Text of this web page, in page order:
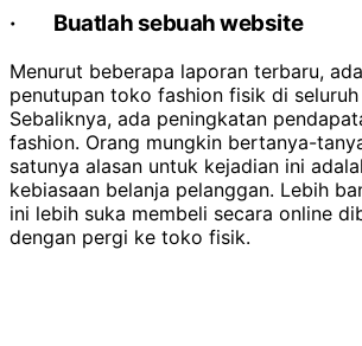
· Buatlah sebuah website
Menurut beberapa laporan terbaru,
penutupan toko fashion fisik di seluruh
Sebaliknya, ada peningkatan
fashion. Orang mungkin bertanya-
satunya alasan untuk kejadian ini
kebiasaan belanja pelanggan. Lebih
ini lebih suka membeli secara online
dengan pergi ke toko fisik.